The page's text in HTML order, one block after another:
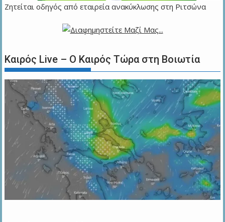
Ζητείται οδηγός από εταιρεία ανακύκλωσης στη Ριτσώνα
Καιρός Live – Ο Καιρός Τώρα στη Βοιωτία